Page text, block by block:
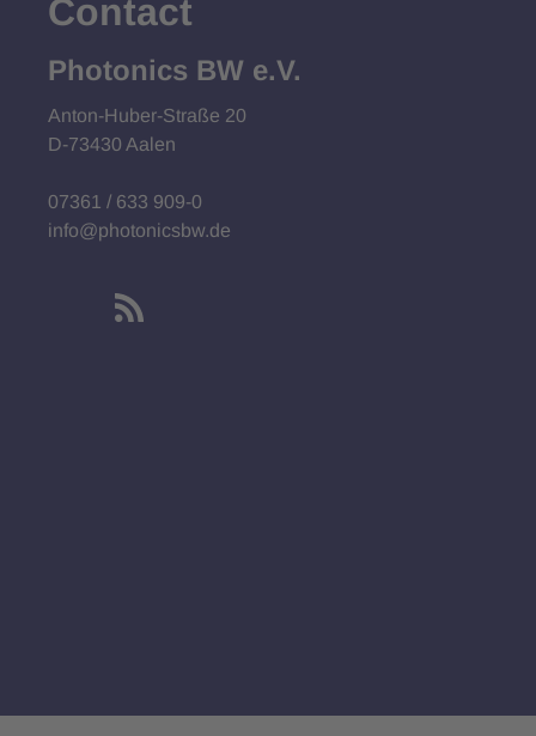
Contact
Photonics BW e.V.
Anton-Huber-Straße 20
D-73430 Aalen
07361 / 633 909-0
info@photonicsbw.de